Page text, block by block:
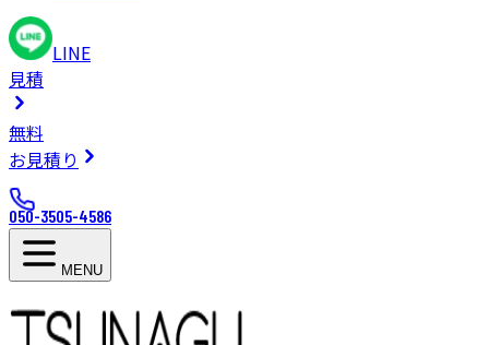
LINE
見積
無料
お見積り
050-3505-4586
MENU